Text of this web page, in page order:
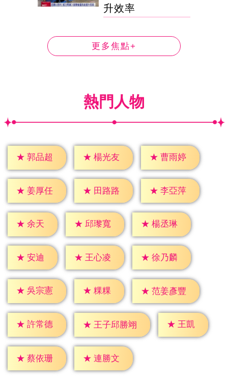
升效率
更多焦點+
熱門人物
★ 郭品超 ★ 楊光友 ★ 曹雨婷
★ 姜厚任 ★ 田路路 ★ 李亞萍
★ 余天 ★ 邱瓈寬 ★ 楊丞琳
★ 安迪 ★ 王心凌 ★ 徐乃麟
★ 吳宗憲 ★ 粿粿 ★ 范姜彥豐
★ 許常德 ★ 王子邱勝翊 ★ 王凱
★ 蔡依珊 ★ 連勝文